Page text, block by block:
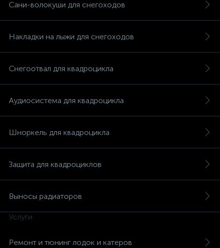
Сани-волокуши для снегоходов
Накладки на лыжи для снегоходов
Снегоотвал для квадроцикла
Аудиосистема для квадроцикла
Шноркель для квадроцикла
Защита для квадроциклов
Выносы радиаторов
Услуги
Ремонт и тюнинг лодок и катеров